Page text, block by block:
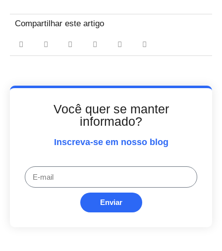
Compartilhar este artigo
Você quer se manter
informado?
Inscreva-se em nosso blog
Enviar